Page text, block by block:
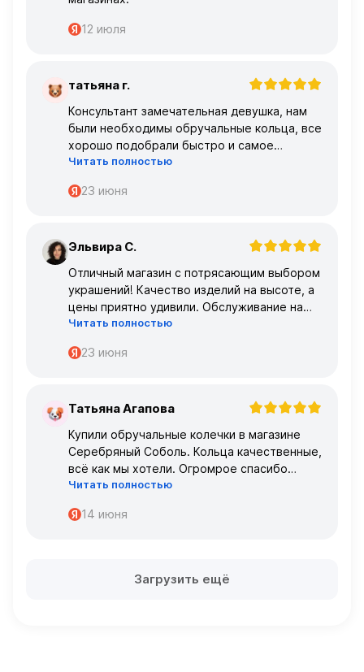
12 июля
Т татьяна г.
Консультант замечательная девушка, нам
были необходимы обручальные кольца, все
хорошо подобрали быстро и самое
главное, что все подошло по размеру с
Читать полностью
23 июня
Э Эльвира С.
Отличный магазин с потрясающим выбором
украшений! Качество изделий на высоте, а
цены приятно удивили. Обслуживание на
высшем уровне – консультанты очень
Читать полностью
23 июня
Т Татьяна Агапова
Купили обручальные колечки в магазине
Серебряный Соболь. Кольца качественные,
всё как мы хотели. Огромрое спасибо
персоналу за работу с нами!
Читать полностью
14 июня
Загрузить ещё